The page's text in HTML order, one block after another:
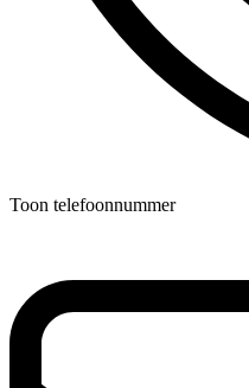
Toon telefoonnummer